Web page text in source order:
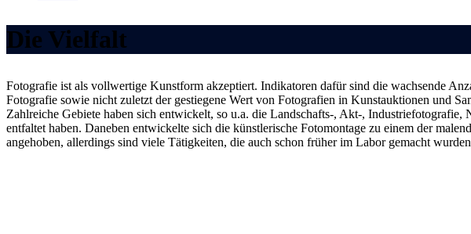
Die Vielfalt
Fotografie ist als vollwertige Kunstform akzeptiert. Indikatoren dafür sind die wachsende
Fotografie sowie nicht zuletzt der gestiegene Wert von Fotografien in Kunstauktionen und
Zahlreiche Gebiete haben sich entwickelt, so u.a. die Landschafts-, Akt-,
entfaltet haben. Daneben entwickelte sich die künstlerische Fotomontage zu einem der
angehoben, allerdings sind viele Tätigkeiten, die auch schon früher im Labor gemacht